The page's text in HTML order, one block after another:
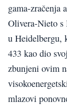
gama-zračenja
Olivera-Nieto s
u Heidelbergu,
433 kao dio
zbunjeni ovim
mlazovi